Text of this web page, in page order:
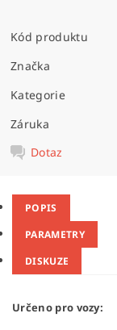
Kód produktu
Značka
Kategorie
Záruka
Dotaz
POPIS
PARAMETRY
DISKUZE
Určeno pro vozy: